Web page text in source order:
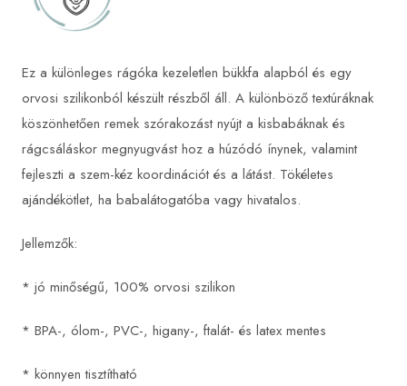
Ez a különleges rágóka kezeletlen bükkfa alapból és egy
orvosi szilikonból készült részből áll. A különböző textúráknak
köszönhetően remek szórakozást nyújt a kisbabáknak és
rágcsáláskor megnyugvást hoz a húzódó ínynek, valamint
fejleszti a szem-kéz koordinációt és a látást. Tökéletes
ajándékötlet, ha babalátogatóba vagy hivatalos.
Jellemzők:
* jó minőségű, 100% orvosi szilikon
* BPA-, ólom-, PVC-, higany-, ftalát- és latex mentes
* könnyen tisztítható